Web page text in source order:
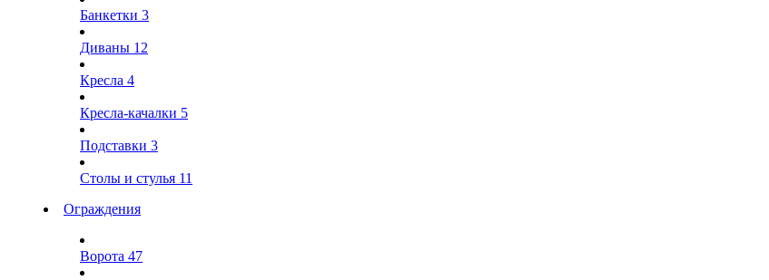
Банкетки 3
Диваны 12
Кресла 4
Кресла-качалки 5
Подставки 3
Столы и стулья 11
Ограждения
Ворота 47